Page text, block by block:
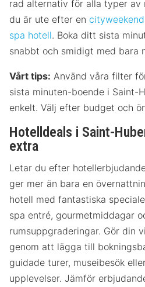
rad alternativ för alla typer av
du är ute efter en cityweekend
spa hotell. Boka ditt sista
snabbt och smidigt med bara
Vårt tips: Använd våra filter
sista minuten-boende i Saint-
enkelt. Välj efter budget och
Hotelldeals i Saint-
extra
Letar du efter
ger mer än bara en
hotell med fantastiska
spa entré, gourmetmiddagar
rumsuppgraderingar. Gör din
genom att lägga till
guidade turer, museibesök
upplevelser. Jämför